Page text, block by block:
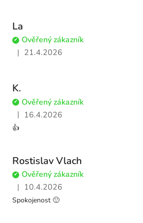
La
✔
Ověřený zákazník
Hodnocení obchodu je 5 z 5 hvězdiček.
| 21.4.2026
K.
✔
Ověřený zákazník
Hodnocení obchodu je 5 z 5 hvězdiček.
| 16.4.2026
👍
Rostislav Vlach
✔
Ověřený zákazník
Hodnocení obchodu je 5 z 5 hvězdiček.
| 10.4.2026
Spokojenost 🙂